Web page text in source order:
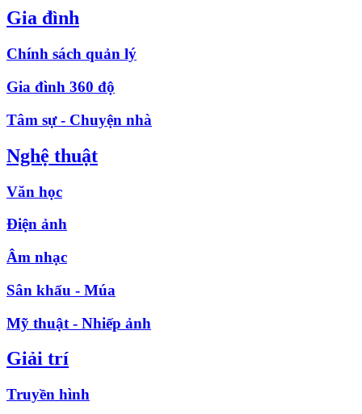
Gia đình
Chính sách quản lý
Gia đình 360 độ
Tâm sự - Chuyện nhà
Nghệ thuật
Văn học
Điện ảnh
Âm nhạc
Sân khấu - Múa
Mỹ thuật - Nhiếp ảnh
Giải trí
Truyền hình